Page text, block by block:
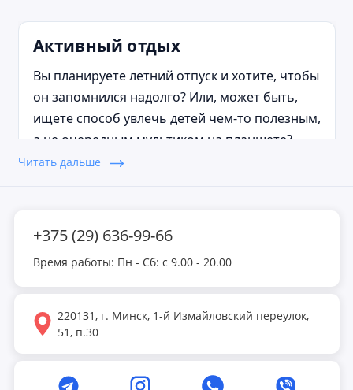
Активный отдых
Вы планируете летний отпуск и хотите, чтобы
он запомнился надолго? Или, может быть,
ищете способ увлечь детей чем-то полезным,
а не очередным мультиком на планшете?
Активный отдых на природе — это не просто
Но как только начинаешь выбирать
— сотни моделей, десятки брендов. Как не
Читать дальше
+375 (29) 636-99-66
Время работы: Пн - Сб: с 9.00 - 20.00
220131, г. Минск, 1-й Измайловский переулок,
51, п.30